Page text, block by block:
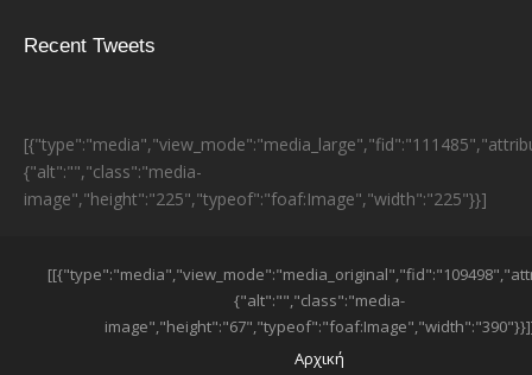
Recent Tweets
{"alt":"","class":"media-
image","height":"225","typeof":"foaf:Image","width":"225"}}]
ESPA BANNER
{"alt":"","class":"media-
Αρχική